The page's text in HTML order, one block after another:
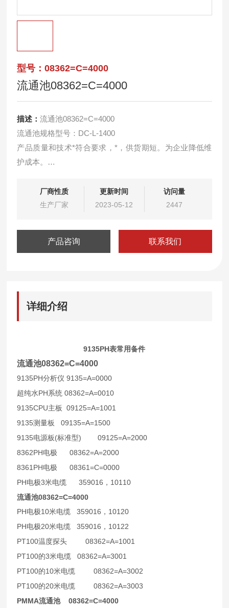
型号：08362=C=4000
流通池08362=C=4000
描述：流通池08362=C=4000
流通池规格型号：DC-L-1400
产品质量和技术*符合要求，*，供货期短。为企业降低维
护成本。
厂商性质
生产厂家
更新时间
2023-05-12
访问量
2447
产品咨询 联系我们
详细介绍
9135PH表常用备件
流通池08362=C=4000
9135PH分析仪 9135=A=0000
超纯水PH系统 08362=A=0010
9135CPU主板
09125=A=1001
9135测量板
09135=A=1500
9135电源板 (标准型)
09125=A=2000
8362PH电极
08362=A=2000
8361PH电极
08361=C=0000
PH电极3米电缆 359016 ， 10110
流通池08362=C=4000
PH电极10米电缆 359016 ， 10120
PH电极20米电缆 359016 ， 10122
PT100温度探头
08362=A=1001
PT100的3米电缆
08362=A=3001
PT100的10米电缆
08362=A=3002
PT100的20米电缆
08362=A=3003
PMMA流通池
08362=C=4000